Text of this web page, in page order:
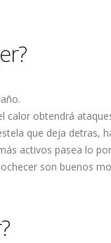
calor obtendrá
que deja detras,
activos pasea lo
son buenos